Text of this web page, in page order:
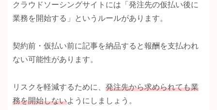
クラウドソーシングサイトには「発注先の仮払い後に
業務を開始する」というルールがあります。
契約前・仮払い前に記事を納品すると報酬を支払われ
ない可能性があります。
リスクを軽減するために、 発注先から求められても業
務を開始しないようにしましょう。